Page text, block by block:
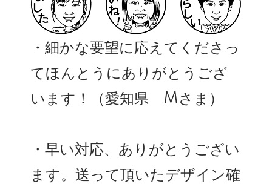
・細かな要望に応えてくださっ
てほんとうにありがとうござ
います！（愛知県 Mさま）
・早い対応、ありがとうござい
ます。送って頂いたデザイン確